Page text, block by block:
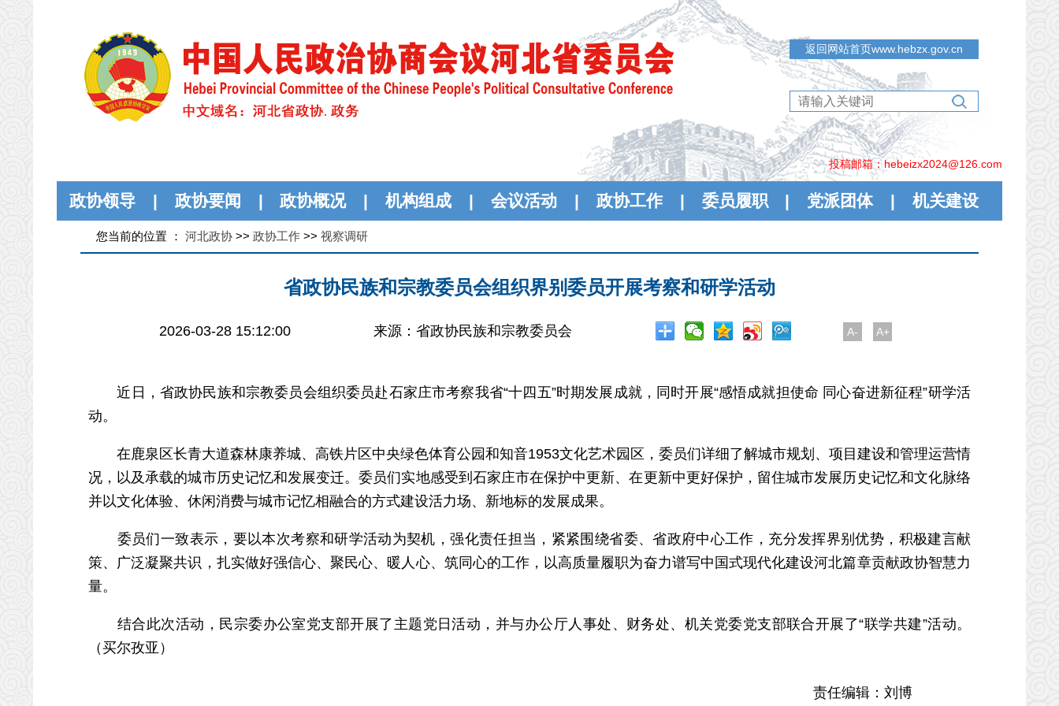
返回网站首页www.hebzx.gov.cn
投稿邮箱：hebeizx2024@126.com
政协领导 | 政协要闻 | 政协概况 | 机构组成 | 会议活动 | 政协工作 | 委员履职 | 党派团体 | 机关建设
您当前的位置 ： 河北政协 >> 政协工作 >> 视察调研
省政协民族和宗教委员会组织界别委员开展考察和研学活动
2026-03-28 15:12:00 来源：省政协民族和宗教委员会 A- A+
近日，省政协民族和宗教委员会组织委员赴石家庄市考察我省“十四五”时期发展成就，同时开展“感悟成就担使命 同心奋进新征程”研学活
动。
在鹿泉区长青大道森林康养城、高铁片区中央绿色体育公园和知音1953文化艺术园区，委员们详细了解城市规划、项目建设和管理运营情
况，以及承载的城市历史记忆和发展变迁。委员们实地感受到石家庄市在保护中更新、在更新中更好保护，留住城市发展历史记忆和文化脉络
并以文化体验、休闲消费与城市记忆相融合的方式建设活力场、新地标的发展成果。
委员们一致表示，要以本次考察和研学活动为契机，强化责任担当，紧紧围绕省委、省政府中心工作，充分发挥界别优势，积极建言献
策、广泛凝聚共识，扎实做好强信心、聚民心、暖人心、筑同心的工作，以高质量履职为奋力谱写中国式现代化建设河北篇章贡献政协智慧力
量。
结合此次活动，民宗委办公室党支部开展了主题党日活动，并与办公厅人事处、财务处、机关党委党支部联合开展了“联学共建”活动。
（买尔孜亚）
责任编辑：刘博